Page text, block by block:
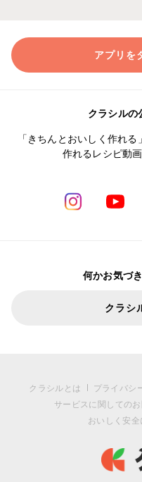
アプリを
クラシルの
「きちんとおいしく作れ
作れるレシピ動
何かお気づ
クラシ
クラシルとは プライバシ
サービスに関しての
おいしく安